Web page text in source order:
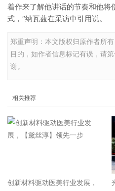
着作来了解他讲话的节奏和他将
式，“纳瓦兹在采访中引用说。
郑重声明：本文版权归原作者所
目的，如作者信息标记有误，请
谢。
相关推荐
​创新材料驱动医美行业发展，